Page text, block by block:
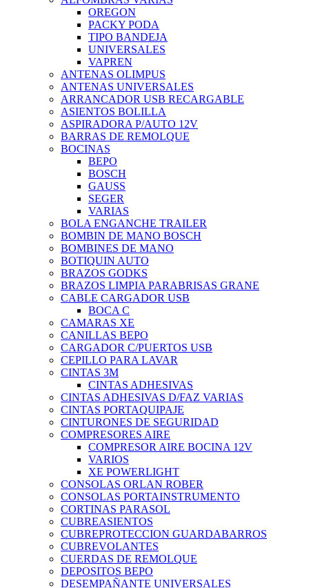
OREGON
PACKY PODA
TIPO BANDEJA
UNIVERSALES
VAPREN
ANTENAS OLIMPUS
ANTENAS UNIVERSALES
ARRANCADOR USB RECARGABLE
ASIENTOS BOLILLA
ASPIRADORA P/AUTO 12V
BARRAS DE REMOLQUE
BOCINAS
BEPO
BOSCH
GAUSS
SEGER
VARIAS
BOLA ENGANCHE TRAILER
BOMBIN DE MANO BOSCH
BOMBINES DE MANO
BOTIQUIN AUTO
BRAZOS GODKS
BRAZOS LIMPIA PARABRISAS GRANE
CABLE CARGADOR USB
BOCA C
CAMARAS XE
CANILLAS BEPO
CARGADOR C/PUERTOS USB
CEPILLO PARA LAVAR
CINTAS 3M
CINTAS ADHESIVAS
CINTAS ADHESIVAS D/FAZ VARIAS
CINTAS PORTAQUIPAJE
CINTURONES DE SEGURIDAD
COMPRESORES AIRE
COMPRESOR AIRE BOCINA 12V
VARIOS
XE POWERLIGHT
CONSOLAS ORLAN ROBER
CONSOLAS PORTAINSTRUMENTO
CORTINAS PARASOL
CUBREASIENTOS
CUBREPROTECCION GUARDABARROS
CUBREVOLANTES
CUERDAS DE REMOLQUE
DEPOSITOS BEPO
DESEMPAÑANTE UNIVERSALES